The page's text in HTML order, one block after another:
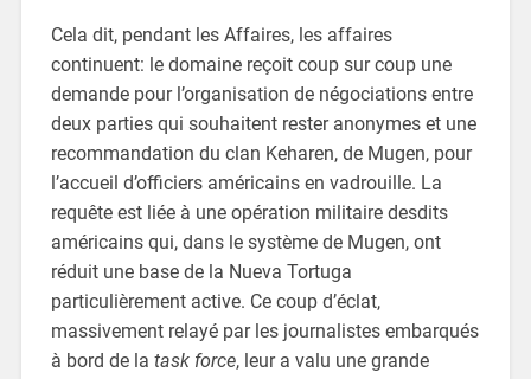
Cela dit, pendant les Affaires, les affaires
continuent: le domaine reçoit coup sur coup une
demande pour l’organisation de négociations entre
deux parties qui souhaitent rester anonymes et une
recommandation du clan Keharen, de Mugen, pour
l’accueil d’officiers américains en vadrouille. La
requête est liée à une opération militaire desdits
américains qui, dans le système de Mugen, ont
réduit une base de la Nueva Tortuga
particulièrement active. Ce coup d’éclat,
massivement relayé par les journalistes embarqués
à bord de la task force, leur a valu une grande